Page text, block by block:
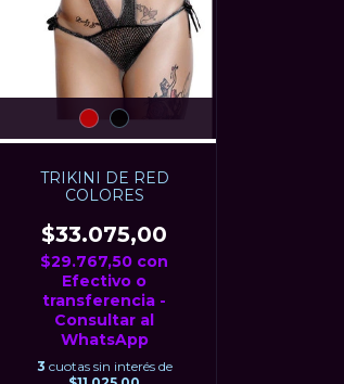
TRIKINI DE RED
COLORES
$33.075,00
$29.767,50 con
Efectivo o
transferencia -
Consultar al
WhatsApp
3 cuotas sin interés de